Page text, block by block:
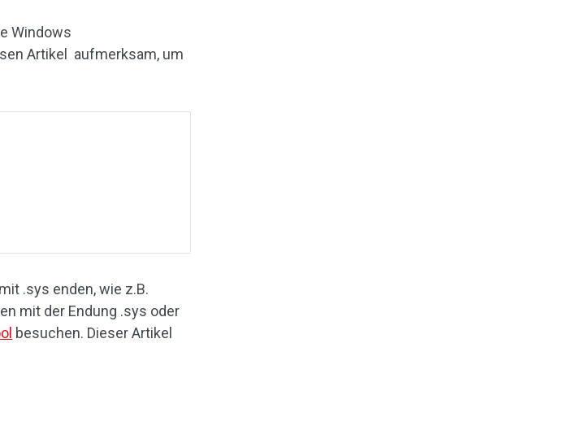
Windows
Artikel aufmerksam, um
.sys enden, wie z.B.
mit der Endung .sys oder
besuchen. Dieser Artikel